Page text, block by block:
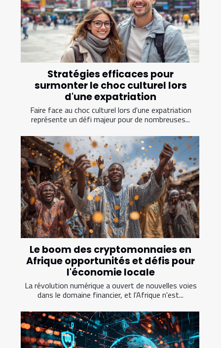
Stratégies efficaces pour
surmonter le choc culturel lors
d'une expatriation
Faire face au choc culturel lors d'une expatriation
représente un défi majeur pour de nombreuses...
Le boom des cryptomonnaies en
Afrique opportunités et défis pour
l'économie locale
La révolution numérique a ouvert de nouvelles voies
dans le domaine financier, et l'Afrique n'est...